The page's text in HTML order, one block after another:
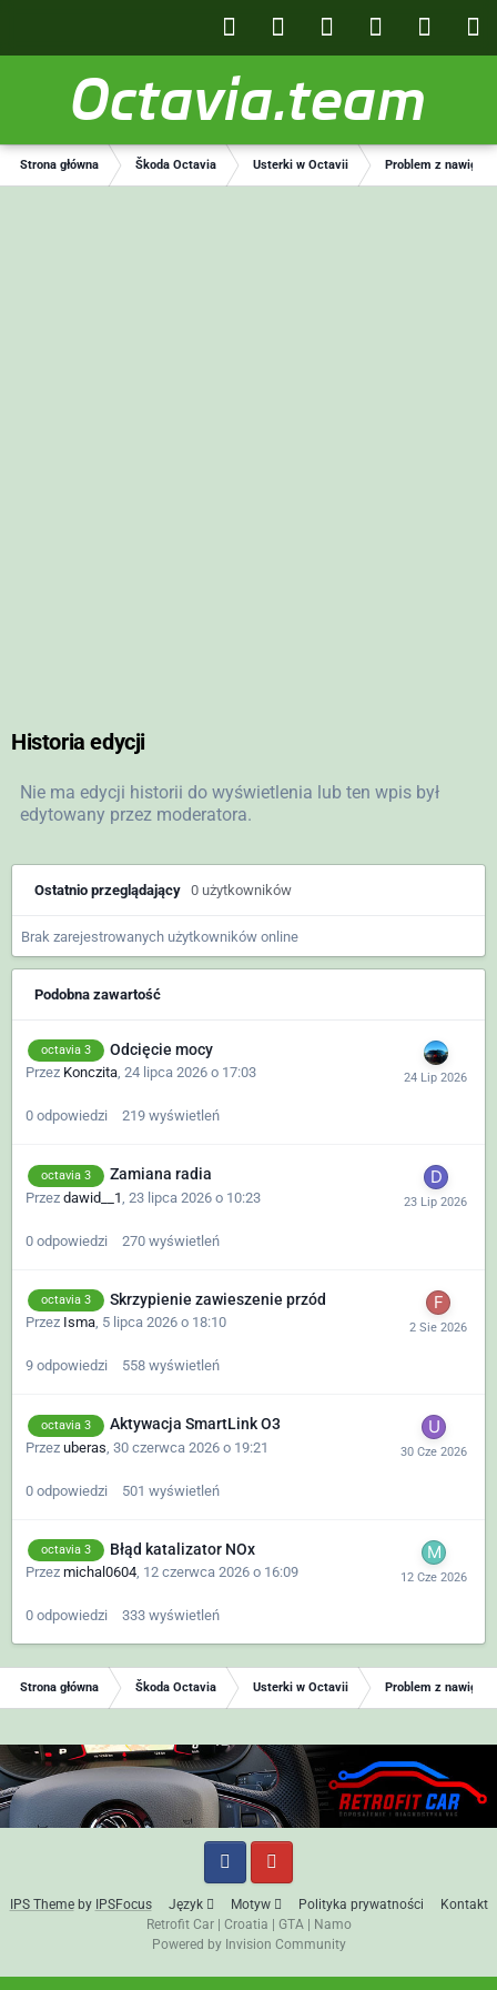
Octavia.team
Strona główna Škoda Octavia Usterki w Octavii Problem z
Historia edycji
Nie ma edycji historii do wyświetlenia lub ten wpis był
edytowany przez moderatora.
Ostatnio przeglądający 0 użytkowników
Brak zarejestrowanych użytkowników online
Podobna zawartość
octavia 3 Odcięcie mocy
Przez Konczita, 24 lipca 2026 o 17:03
0 odpowiedzi 219 wyświetleń
octavia 3 Zamiana radia
Przez dawid__1 23 lipca 2026 o 10:23
0 odpowiedzi 270 wyświetleń
octavia 3 Skrzypienie zawieszenie przód
Przez Isma, 5 lipca 2026 o 18:10
9 odpowiedzi 558 wyświetleń
octavia 3 Aktywacja SmartLink O3
Przez uberas 30 czerwca 2026 o 19:21
0 odpowiedzi 501 wyświetleń
octavia 3 Błąd katalizator NOx
Przez michal0604, 12 czerwca 2026 o 16:09
0 odpowiedzi 333 wyświetleń
Strona główna Škoda Octavia Usterki w Octavii Problem z
IPS Themeby IPSFocus Język Motyw Polityka prywatności
Kontakt
Retrofit Car| Croatia GTA|
Namo
Powered by Invision Community